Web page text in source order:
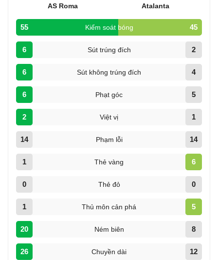
AS Roma Atalanta
55 Kiểm soát bóng 45
6 Sút trúng đích 2
6 Sút không trúng đích 4
6 Phạt góc 5
2 Việt vị 1
14 Phạm lỗi 14
1 Thẻ vàng 6
0 Thẻ đỏ 0
1 Thủ môn cản phá 5
20 Ném biên 8
26 Chuyền dài 12